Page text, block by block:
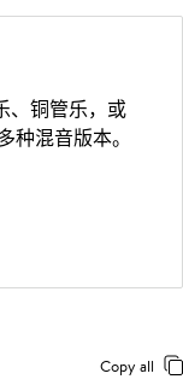
、铜管乐，或
混音版本。
Copy all